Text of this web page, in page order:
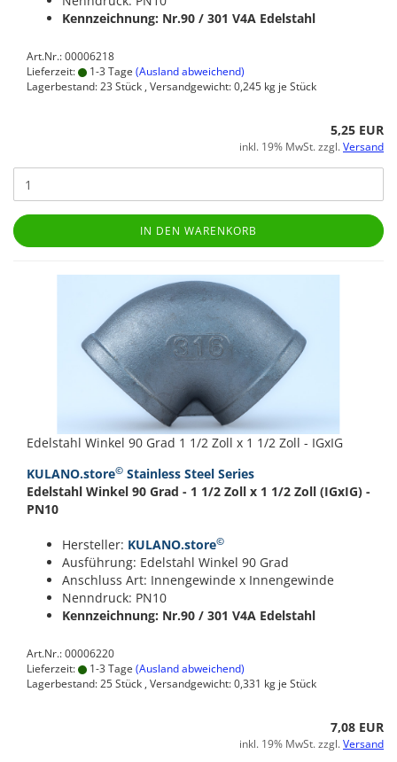
Kennzeichnung: Nr.90 / 301 V4A Edelstahl
Art.Nr.: 00006218
Lieferzeit:
1-3 Tage (Ausland abweichend)
Lagerbestand: 23 Stück , Versandgewicht:0,245 kg je Stück
5,25 EUR
inkl. 19% MwSt. zzgl.Versand
IN DEN WARENKORB
Edelstahl Winkel 90 Grad 1 1/2 Zoll x 1 1/2 Zoll - IGxIG
KULANO.store© Stainless Steel Series
Edelstahl Winkel 90 Grad - 1 1/2 Zoll x 1 1/2 Zoll (IGxIG) -
PN10
Hersteller: KULANO.store©
Ausführung: Edelstahl Winkel 90 Grad
Anschluss Art: Innengewinde x Innengewinde
Nenndruck: PN10
Kennzeichnung: Nr.90 / 301 V4A Edelstahl
Art.Nr.: 00006220
Lieferzeit:
1-3 Tage (Ausland abweichend)
Lagerbestand: 25 Stück , Versandgewicht:0,331 kg je Stück
7,08 EUR
inkl. 19% MwSt. zzgl.Versand